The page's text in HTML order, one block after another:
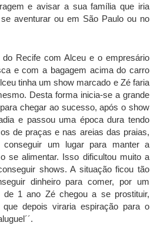
e avisar a sua família que iria
aventurar ou em São Paulo ou no
Recife com Alceu e o empresário
e com a bagagem acima do carro
tinha um show marcado e Zé faria
Desta forma inicia-se a grande
chegar ao sucesso, após o show
e passou uma época dura tendo
de praças e nas areias das praias,
um lugar para manter a
se alimentar. Isso dificultou muito a
shows. A situação ficou tão
dinheiro para comer, por um
de 1 ano Zé chegou a se prostituir,
que depois viraria espiração para o